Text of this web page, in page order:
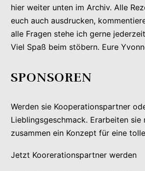
hier weiter unten im Archiv. Alle
euch auch ausdrucken,
alle Fragen stehe ich gerne
Viel Spaß beim stöbern. Eure
SPONSOREN
Werden sie Kooperationspartner
Lieblingsgeschmack. Erarbeiten sie
zusammen ein Konzept für eine
Jetzt Koorerationspartner werden